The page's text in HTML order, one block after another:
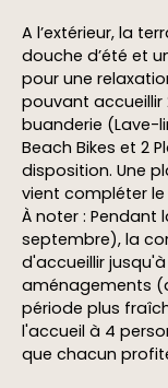
A l’extérieur, la
douche d’été et
pour une
pouvant accueillir
buanderie (Lave-
Beach Bikes et 2
disposition. Une
vient compléter
À noter : Pendant
septembre), la
d'accueillir
aménagements
période plus
l'accueil à 4
que chacun